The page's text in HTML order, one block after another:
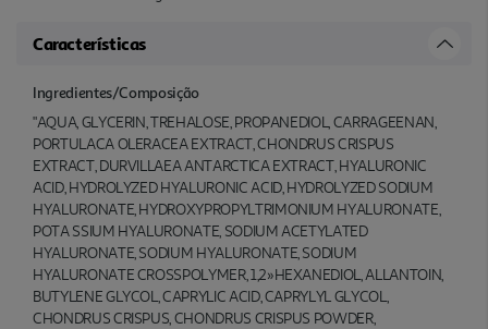
Características
Ingredientes/Composição
"AQUA, GLYCERIN, TREHALOSE, PROPANEDIOL, CARRAGEENAN,
PORTULACA OLERACEA EXTRACT, CHONDRUS CRISPUS
EXTRACT, DURVILLAEA ANTARCTICA EXTRACT, HYALURONIC
ACID, HYDROLYZED HYALURONIC ACID, HYDROLYZED SODIUM
HYALURONATE, HYDROXYPROPYLTRIMONIUM HYALURONATE,
POTA SSIUM HYALURONATE, SODIUM ACETYLATED
HYALURONATE, SODIUM HYALURONATE, SODIUM
HYALURONATE CROSSPOLYMER, 1,2»HEXANEDIOL, ALLANTOIN,
BUTYLENE GLYCOL, CAPRYLIC ACID, CAPRYLYL GLYCOL,
CHONDRUS CRISPUS, CHONDRUS CRISPUS POWDER,